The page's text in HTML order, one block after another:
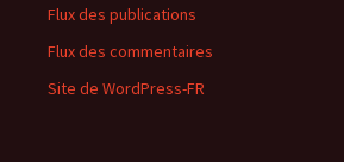
Flux des publications
Flux des commentaires
Site de WordPress-FR